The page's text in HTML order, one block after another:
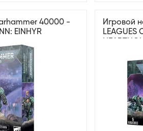
40000 -
EINHYR
Игровой
LEAGUES